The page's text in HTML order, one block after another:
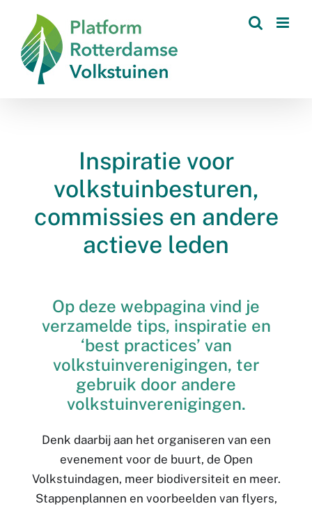
content
Inspiratie voor
volkstuinbesturen,
commissies en andere
actieve leden
Op deze webpagina vind je
verzamelde tips, inspiratie en
‘best practices’ van
volkstuinverenigingen, ter
gebruik door andere
volkstuinverenigingen.
Denk daarbij aan het organiseren van een
evenement voor de buurt, de Open
Volkstuindagen, meer biodiversiteit en meer.
Stappenplannen en voorbeelden van flyers,